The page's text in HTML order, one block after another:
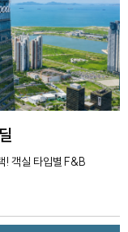
! 객실 타입별 F&B